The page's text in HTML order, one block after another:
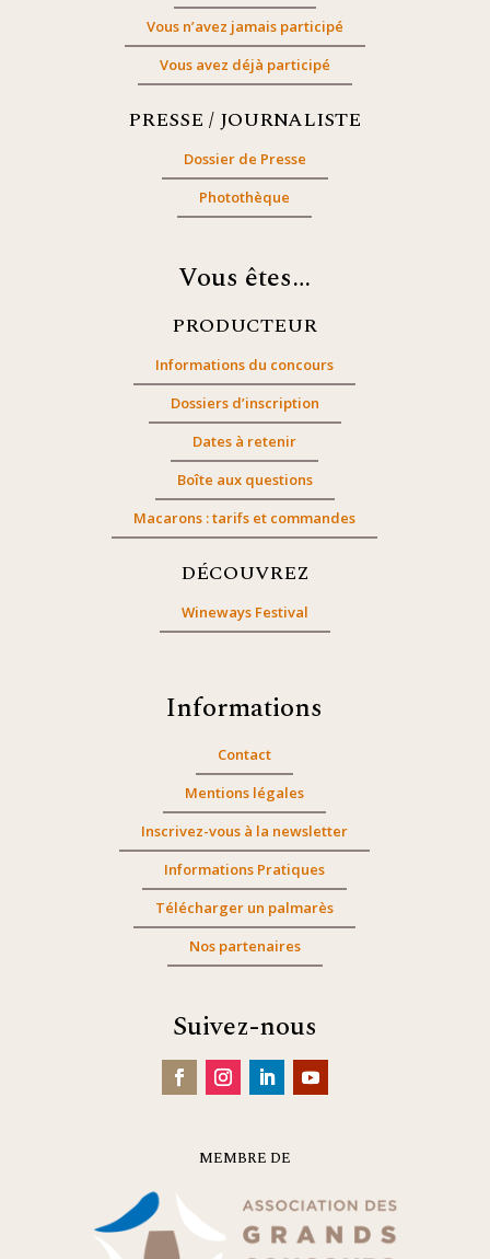
Vous n’avez jamais participé
Vous avez déjà participé
PRESSE / JOURNALISTE
Dossier de Presse
Photothèque
Vous êtes…
PRODUCTEUR
Informations du concours
Dossiers d’inscription
Dates à retenir
Boîte aux questions
Macarons : tarifs et commandes
DÉCOUVREZ
Wineways Festival
Informations
Contact
Mentions légales
Inscrivez-vous à la newsletter
Informations Pratiques
Télécharger un palmarès
Nos partenaires
Suivez-nous
MEMBRE DE